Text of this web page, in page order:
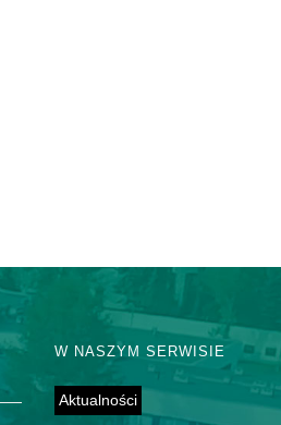
W NASZYM SERWISIE
Aktualności